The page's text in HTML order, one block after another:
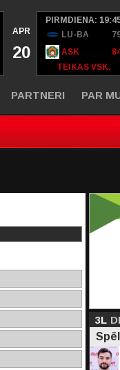
APR
20
PIRMDIENA:
LU-BA
ASK
TEIKAS VSK.
PARTNERI PAR
3L